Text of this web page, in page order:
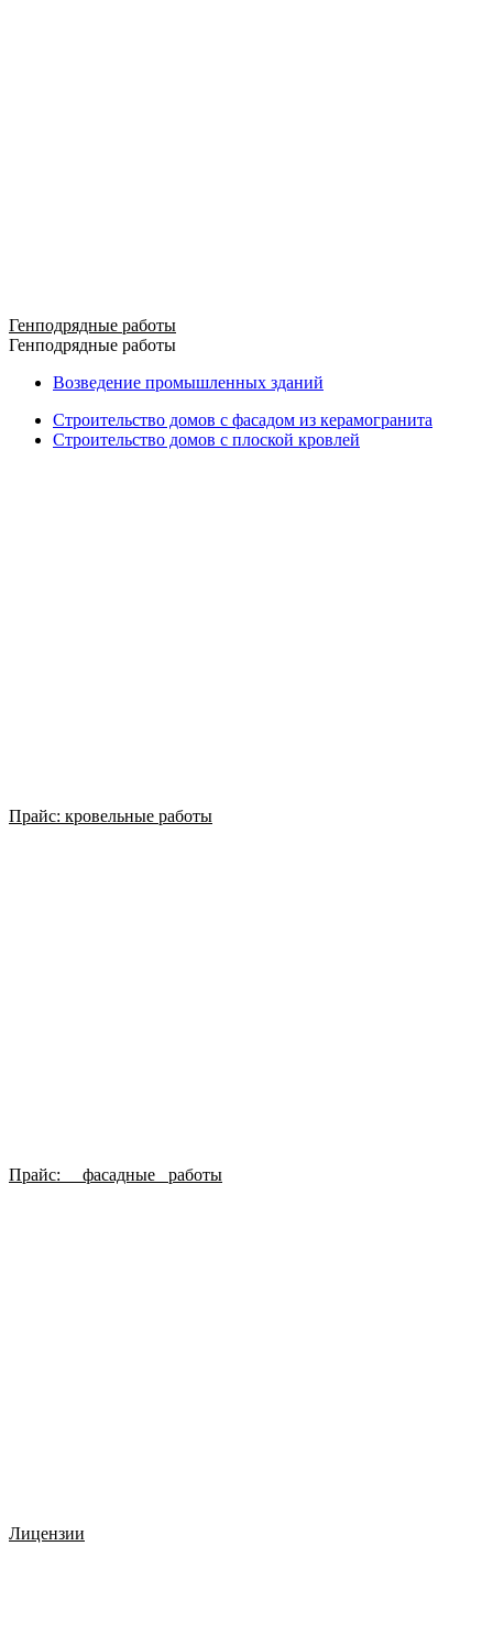
Генподрядные работы
Генподрядные работы
Возведение промышленных зданий
Строительство домов с фасадом из керамогранита
Строительство домов с плоской кровлей
Прайс: кровельные работы
Прайс: фасадные работы
Лицензии